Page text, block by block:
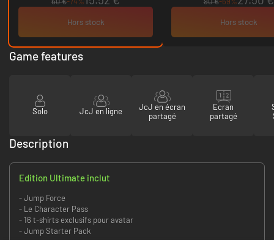
Hors stock Hors stock
Game features
Solo JcJ en ligne
JcJ en écran
partagé
Ecran
partagé
Description
Edition Ultimate inclut
- Jump Force
- Le Character Pass
- 16 t-shirts exclusifs pour avatar
- Jump Starter Pack